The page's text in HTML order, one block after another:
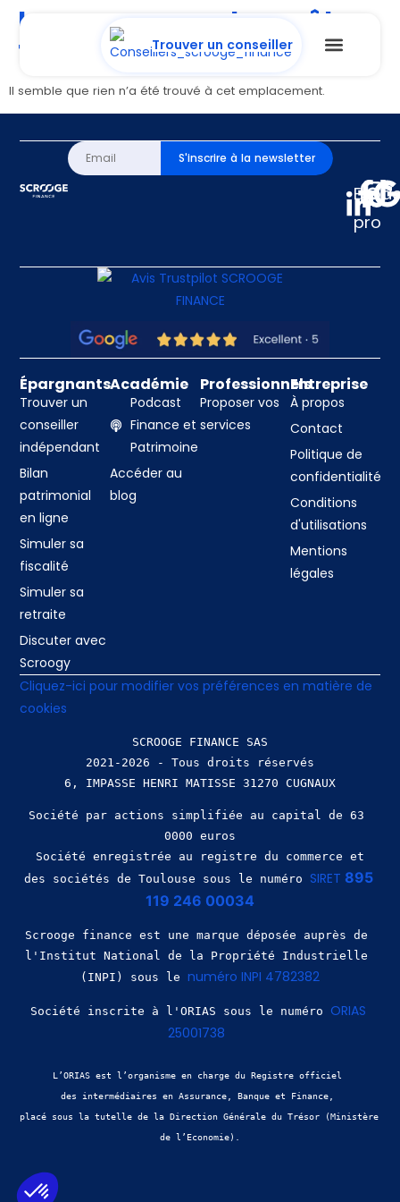
Trouver un conseiller
La page ne peut pas être
trouvée.
Il semble que rien n’a été trouvé à cet emplacement.
S'inscrire à la newsletter
pro
Épargnants
Trouver un
conseiller
indépendant
Bilan
patrimonial
en ligne
Simuler sa
fiscalité
Simuler sa
retraite
Discuter avec
Scroogy
Académie
Podcast
Finance et
Patrimoine
Accéder au
blog
Professionnels
Proposer vos
services
Entreprise
À propos
Contact
Politique de
confidentialité
Conditions
d'utilisations
Mentions
légales
Cliquez-ici pour modifier vos préférences en matière de
cookies
SCROOGE FINANCE SAS
2021-2026 - Tous droits réservés
Société par actions simplifiée au capital de 63
0000 euros
des sociétés de Toulouse sous le numéro SIRET 895
119 246 00034
Scrooge finance est une marque déposée auprès de
l'Institut National de la Propriété Industrielle
(INPI) sous le numéro INPI 4782382
Société inscrite à l'ORIAS sous le numéro ORIAS
25001738
L’ORIAS est l’organisme en charge du Registre officiel
des intermédiaires en Assurance, Banque et Finance,
placé sous la tutelle de la Direction Générale du Trésor (Ministère
de l’Economie).